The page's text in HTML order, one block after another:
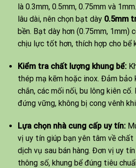
là 0.3mm, 0.5mm, 0.75mm và
lâu dài, nên chọn bạt dày 0.5mm
bền. Bạt dày hơn (0.75mm, 1mm)
chịu lực tốt hơn, thích hợp cho bể
Kiểm tra chất lượng khung bể:
thép mạ kẽm hoặc inox. Đảm bảo
chắn, các mối nối, bu lông kiên
đứng vững, không bị cong vênh
Lựa chọn nhà cung cấp uy tín:
vị uy tín giúp bạn yên tâm về
dịch vụ sau bán hàng. Đơn vị uy
thông số, khung bể đúng tiêu